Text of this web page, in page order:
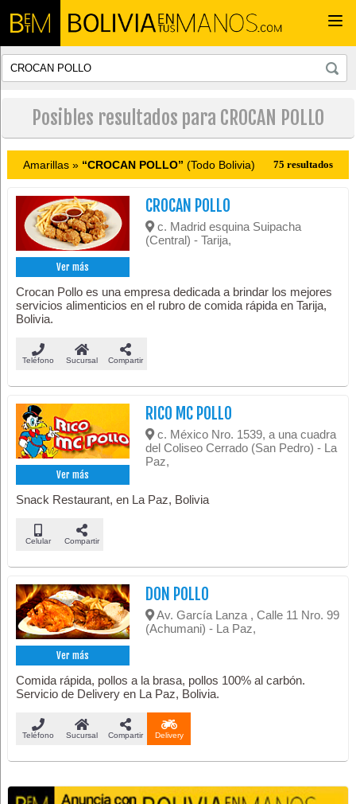
Posibles resultados para CROCAN POLLO
Amarillas » “CROCAN POLLO” (Todo Bolivia) 75 resultados
Ver más
CROCAN POLLO
c. Madrid esquina Suipacha
(Central) - Tarija,
Crocan Pollo es una empresa dedicada a brindar los mejores
servicios alimenticios en el rubro de comida rápida en Tarija,
Bolivia.
Teléfono Sucursal Compartir
Ver más
RICO MC POLLO
c. México Nro. 1539, a una cuadra
del Coliseo Cerrado (San Pedro) - La
Paz,
Snack Restaurant, en La Paz, Bolivia
Celular Compartir
Ver más
DON POLLO
Av. García Lanza , Calle 11 Nro. 99
(Achumani) - La Paz,
Comida rápida, pollos a la brasa, pollos 100% al carbón.
Servicio de Delivery en La Paz, Bolivia.
Teléfono Sucursal Compartir Delivery